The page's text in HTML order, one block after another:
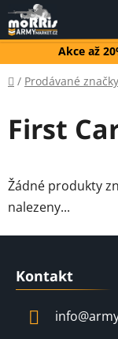
Přejít
na
obsah
Akce až
Domů
/ Prodávané značky
First
Žádné produkty
nalezeny...
Kontakt
info@